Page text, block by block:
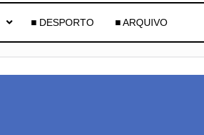
■ DESPORTO ■ ARQUIVO